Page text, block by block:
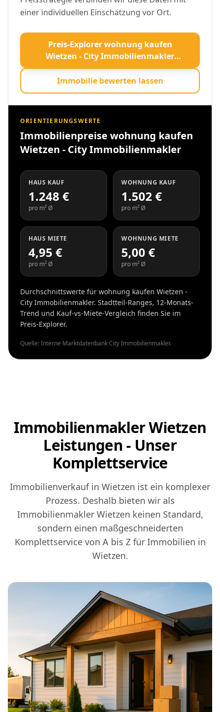
einer individuellen Einschätzung vor Ort.
Preis-Explorer wohnung kaufen
Wietzen - City Immobilienmakler
öffnen
Immobilie bewerten lassen
ORIENTIERUNGSWERTE
Immobilienpreise wohnung kaufen
Wietzen - City Immobilienmakler
HAUS KAUF
1.248 €
pro m² Ø
WOHNUNG KAUF
1.502 €
pro m² Ø
HAUS MIETE
4,95 €
pro m² Ø
WOHNUNG MIETE
5,00 €
pro m² Ø
Durchschnittswerte für wohnung kaufen Wietzen -
City Immobilienmakler. Stadtteil-Ranges, 12-Monats-
Trend und Kauf-vs-Miete-Vergleich finden Sie im
Preis-Explorer.
Quelle: Interne Marktdatenbank City Immobilienmakler.
Immobilienmakler Wietzen
Leistungen - Unser
Komplettservice
Immobilienverkauf in Wietzen ist ein komplexer
Prozess. Deshalb bieten wir als
Immobilienmakler Wietzen keinen Standard,
sondern einen maßgeschneiderten
Komplettservice von A bis Z für Immobilien in
Wietzen.